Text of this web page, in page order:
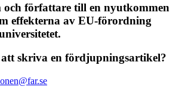
och författare till en nyutkommen
effekterna av EU-förordning
skriva en fördjupningsartikel?